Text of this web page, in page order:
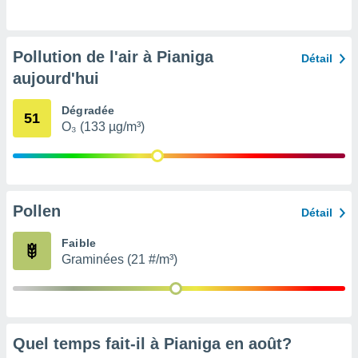
ou
de la
des
notre
Pollution de l'air à Pianiga
aujourd'hui
Détail
51 Dégradée
O₃ (133 µg/m³)
Pollen Détail
Faible
Graminées (21 #/m³)
Quel temps fait-il à Pianiga en août?